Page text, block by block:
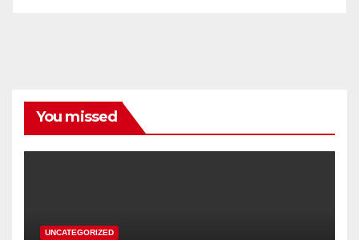
You missed
UNCATEGORIZED